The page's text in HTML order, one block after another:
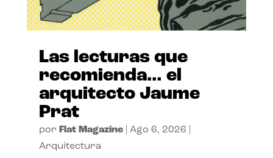
Las lecturas que
recomienda… el
arquitecto Jaume
Prat
por Flat Magazine| Ago 6, 2026
Arquitectura